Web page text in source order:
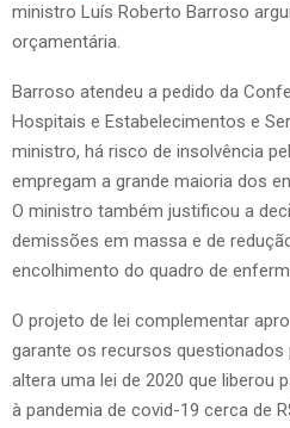
ministro Luís Roberto Barroso
orçamentária.
Barroso atendeu a pedido da
Hospitais e Estabelecimentos e
ministro, há risco de insolvência
empregam a grande maioria dos
O ministro também justificou a
demissões em massa e de
encolhimento do quadro de
O projeto de lei complementar
garante os recursos
altera uma lei de 2020 que liberou
à pandemia de covid-19 cerca de